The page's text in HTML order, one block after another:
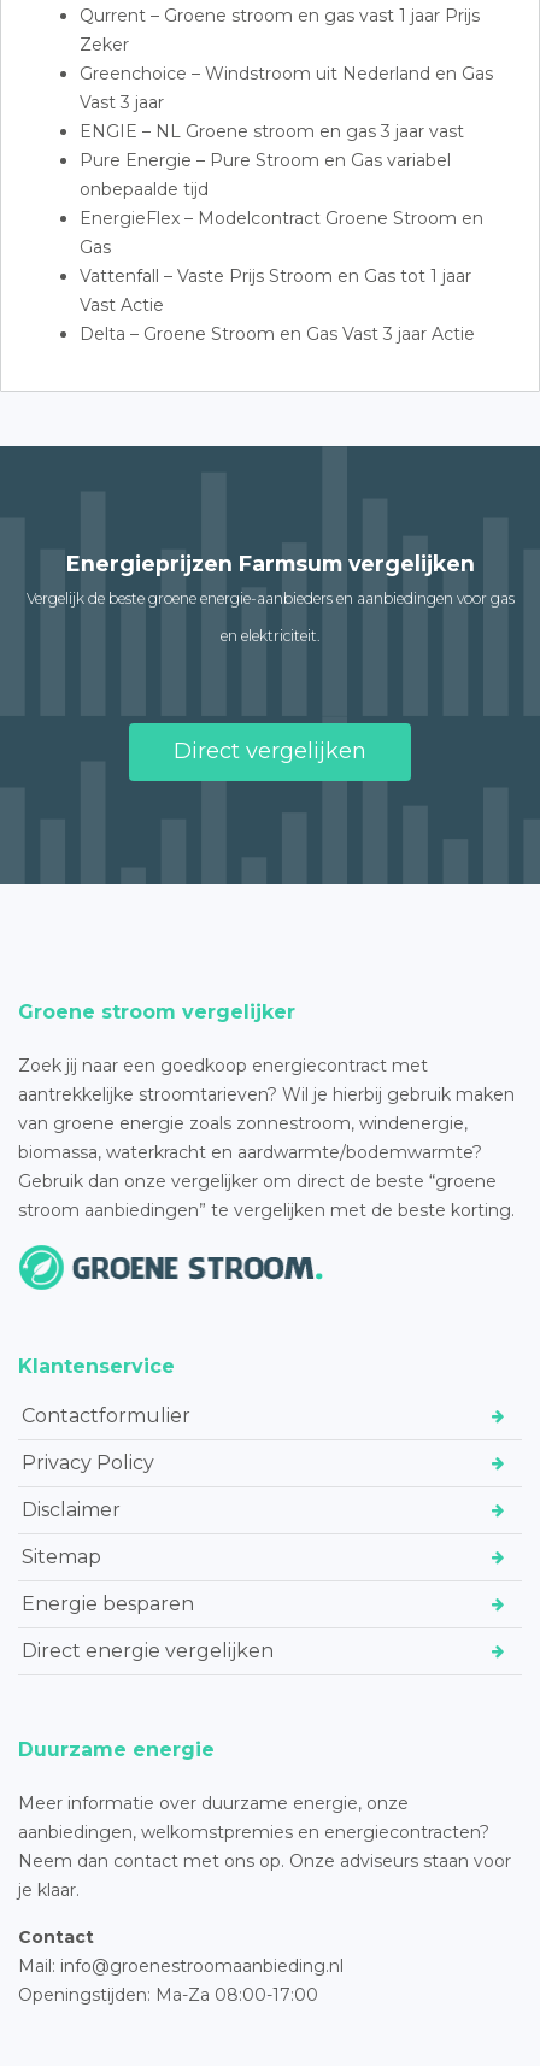
Qurrent – Groene stroom en gas vast 1 jaar Prijs
Zeker
Greenchoice – Windstroom uit Nederland en Gas
Vast 3 jaar
ENGIE – NL Groene stroom en gas 3 jaar vast
Pure Energie – Pure Stroom en Gas variabel
onbepaalde tijd
EnergieFlex – Modelcontract Groene Stroom en
Gas
Vattenfall – Vaste Prijs Stroom en Gas tot 1 jaar
Vast Actie
Delta – Groene Stroom en Gas Vast 3 jaar Actie
Energieprijzen Farmsum vergelijken
Vergelijk de beste groene energie-aanbieders en aanbiedingen voor gas
en elektriciteit.
Direct vergelijken
Groene stroom vergelijker
Zoek jij naar een goedkoop energiecontract met
aantrekkelijke stroomtarieven? Wil je hierbij gebruik maken
van groene energie zoals zonnestroom, windenergie,
biomassa, waterkracht en aardwarmte/bodemwarmte?
Gebruik dan onze vergelijker om direct de beste “groene
stroom aanbiedingen” te vergelijken met de beste korting.
Klantenservice
Contactformulier
Privacy Policy
Disclaimer
Sitemap
Energie besparen
Direct energie vergelijken
Duurzame energie
Meer informatie over duurzame energie, onze
aanbiedingen, welkomstpremies en energiecontracten?
Neem dan contact met ons op. Onze adviseurs staan voor
je klaar.
Contact
Mail: info@groenestroomaanbieding.nl
Openingstijden: Ma-Za 08:00-17:00